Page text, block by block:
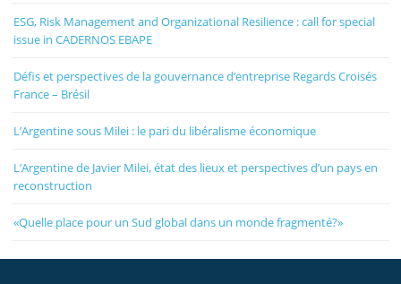
ESG, Risk Management and Organizational Resilience : call for special
issue in CADERNOS EBAPE
Défis et perspectives de la gouvernance d’entreprise Regards Croisés
France – Brésil
L’Argentine sous Milei : le pari du libéralisme économique
L’Argentine de Javier Milei, état des lieux et perspectives d’un pays en
reconstruction
«Quelle place pour un Sud global dans un monde fragmenté?»